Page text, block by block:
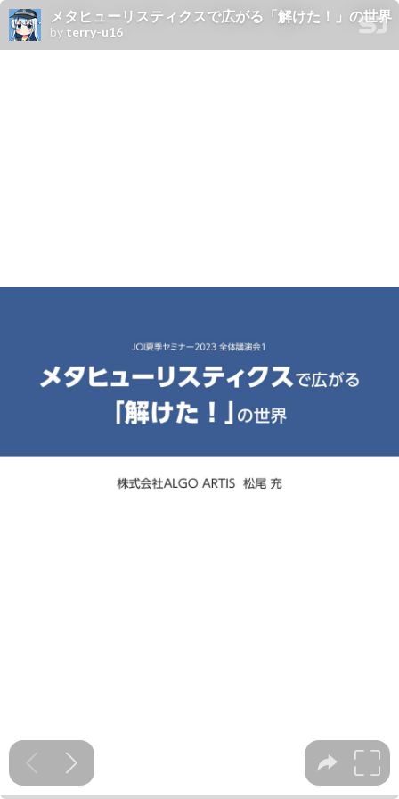
メタヒューリスティクスで広がる「解けた！」の世界
by terry-u16